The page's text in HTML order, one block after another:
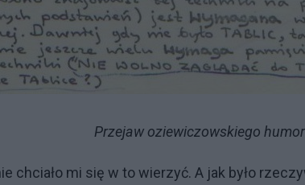
Przejaw oziewiczowskiego
chciało mi się w to wierzyć. A jak było